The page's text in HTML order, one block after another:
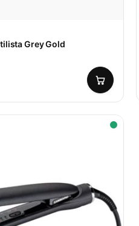
Lisseur BabylissPro Stilista Grey Gold